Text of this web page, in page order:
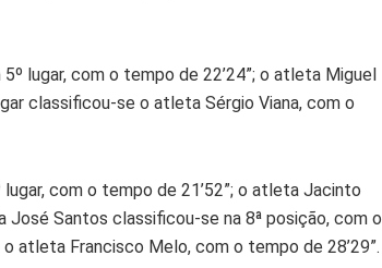
lugar, com o tempo de 22’24”; o atleta Miguel
classificou-se o atleta Sérgio Viana, com o
com o tempo de 21’52”; o atleta Jacinto
José Santos classificou-se na 8ª posição, com o
atleta Francisco Melo, com o tempo de 28’29”.